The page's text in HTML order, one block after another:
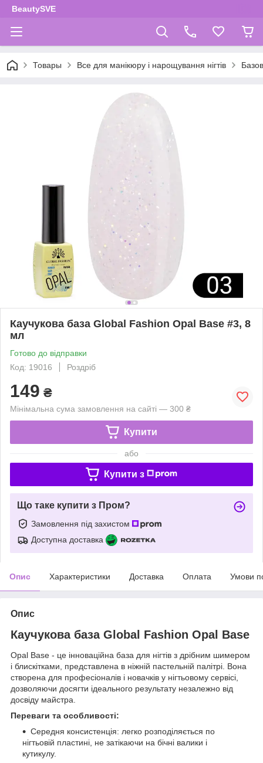
BeautySVE
Товары Все для манікюру і нарощування нігтів
Каучукова база Global Fashion Opal Base #3, 8
мл
Готово до відправки
Код: 19016
Роздріб
149 ₴
Мінімальна сума замовлення на сайті — 300 ₴
Купити
або
Купити з
Що таке купити з Пром?
Замовлення під захистом
Доступна доставка
Опис Характеристики Доставка Оплата Умови
Опис
Каучукова база Global Fashion Opal Base
Opal Base - це інноваційна база для нігтів з дрібним шимером
і блискітками, представлена в ніжній пастельній палітрі. Вона
створена для професіоналів і новачків у нігтьовому сервісі,
дозволяючи досягти ідеального результату незалежно від
досвіду майстра.
Переваги та особливості:
Середня консистенція: легко розподіляється по
нігтьовій пластині, не затікаючи на бічні валики і
кутикулу.